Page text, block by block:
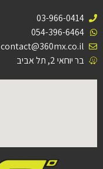
03-966-0414
054-396-6464
contact@360mx.co.il
בר יוחאי 2, תל אביב